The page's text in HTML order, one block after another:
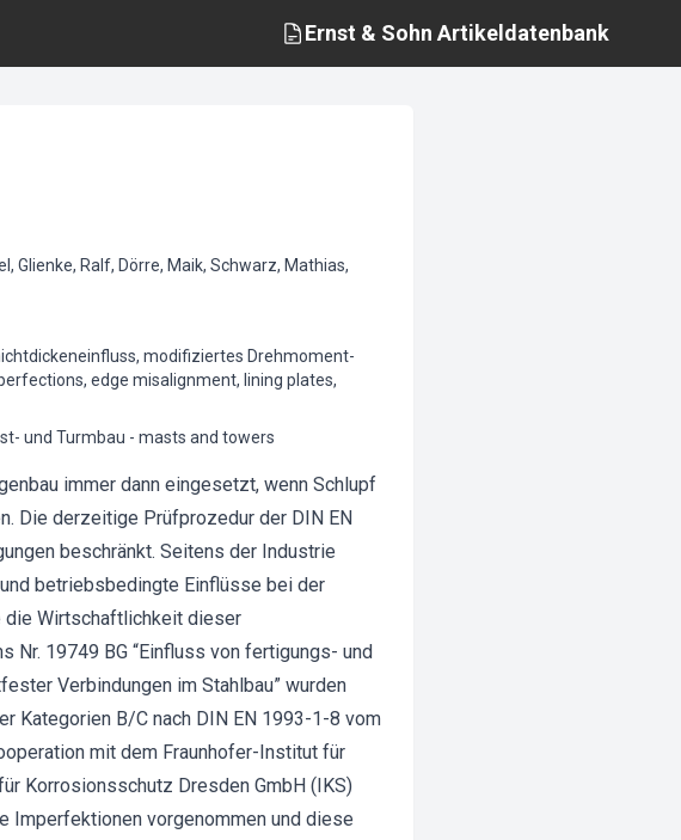
Ernst & Sohn Artikeldatenbank
Glienke, Ralf, Dörre, Maik, Schwarz, Mathias,
modifiziertes Drehmoment-
edge misalignment, lining plates,
und Turmbau - masts and towers
immer dann eingesetzt, wenn Schlupf
Die derzeitige Prüfprozedur der DIN EN
beschränkt. Seitens der Industrie
betriebsbedingte Einflüsse bei der
die Wirtschaftlichkeit dieser
Nr. 19749 BG “Einfluss von fertigungs- und
Verbindungen im Stahlbau” wurden
Kategorien B/C nach DIN EN 1993-1-8 vom
mit dem Fraunhofer-Institut für
Korrosionsschutz Dresden GmbH (IKS)
Imperfektionen vorgenommen und diese